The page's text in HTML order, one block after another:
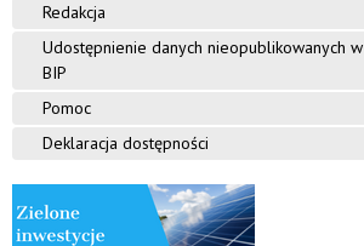
Redakcja
Udostępnienie danych nieopublikowanych w
BIP
Pomoc
Deklaracja dostępności